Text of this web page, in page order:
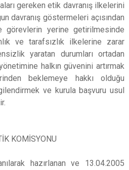
gereken etik davranış ilkelerini
davranış göstermeleri açısından
görevlerin yerine getirilmesinde
ve tarafsızlık ilkelerine zarar
yaratan durumları ortadan
halkın güvenini artırmak
beklemeye hakkı olduğu
ve kurula başvuru usul
KOMİSYONU
hazırlanan ve 13.04.2005